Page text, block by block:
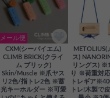
メール便
CXM(シーバイエム)
CLIMB BRICK(クライ
ム ブリック)
Skin/Muscle ※爪ヤス
リ2色/指トレ2色 ※蓄
光キーホルダー ※可愛
METOLIUS(
ス)
リングス)
り ※荷重対
トレギア
トレ!木製で